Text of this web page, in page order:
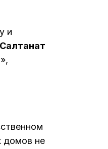
и
Салтанат
домов не